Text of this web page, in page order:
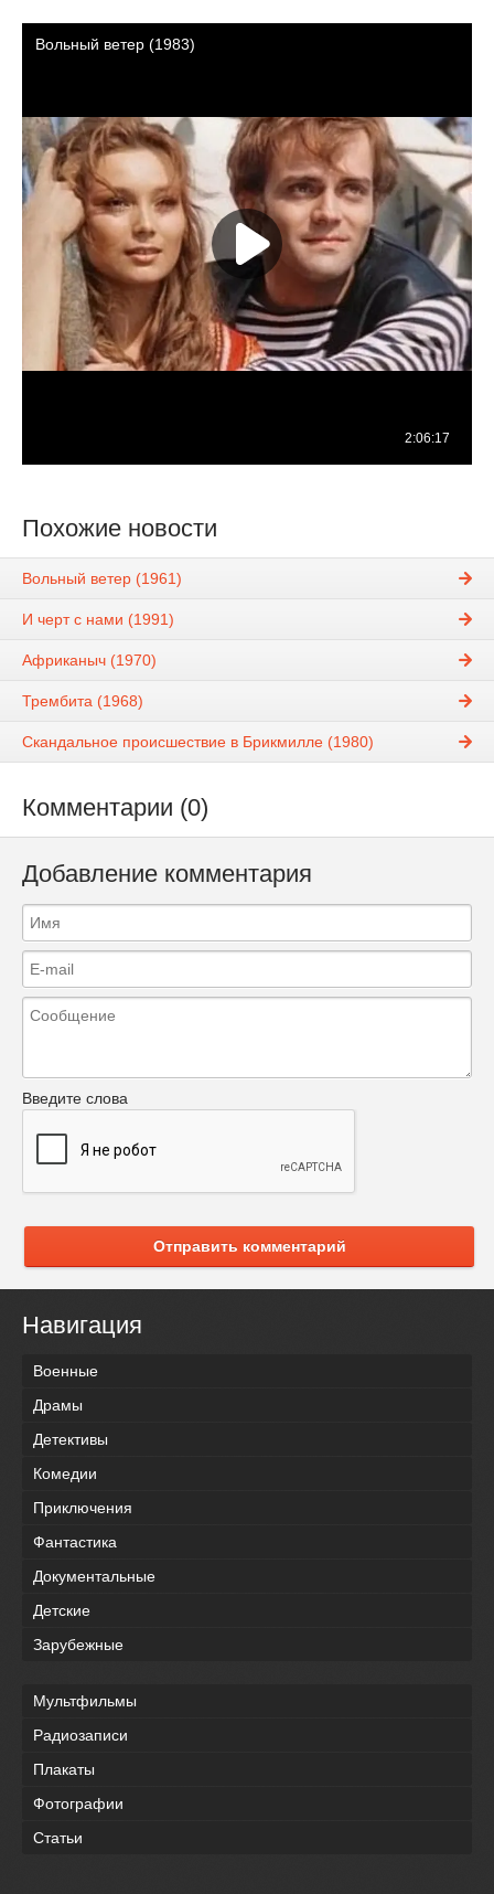
Похожие новости
Вольный ветер (1961)
И черт с нами (1991)
Африканыч (1970)
Трембита (1968)
Скандальное происшествие в Брикмилле (1980)
Комментарии (0)
Добавление комментария
Введите слова
Отправить комментарий
Навигация
Военные
Драмы
Детективы
Комедии
Приключения
Фантастика
Документальные
Детские
Зарубежные
Мультфильмы
Радиозаписи
Плакаты
Фотографии
Статьи